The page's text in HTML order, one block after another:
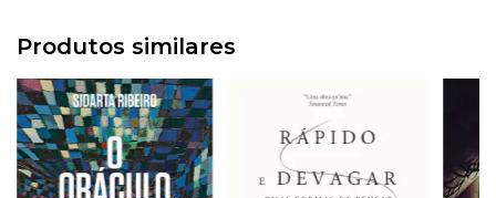
Produtos similares